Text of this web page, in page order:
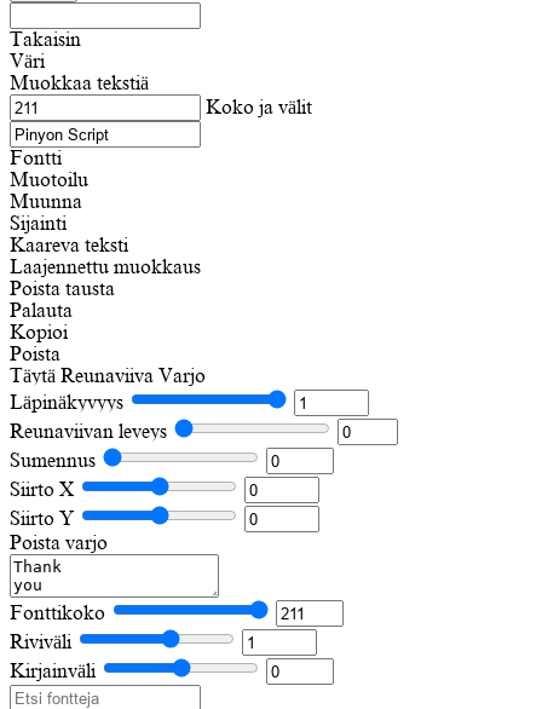
Takaisin
Väri
Muokkaa tekstiä
Koko ja välit
Fontti
Muotoilu
Muunna
Sijainti
Kaareva teksti
Laajennettu muokkaus
Poista tausta
Palauta
Kopioi
Poista
Täytä Reunaviiva Varjo
Läpinäkyvyys
Reunaviivan leveys
Sumennus
Siirto X
Siirto Y
Poista varjo
Fonttikoko
Riviväli
Kirjainväli